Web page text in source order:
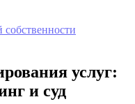
собственности
услуг:
и суд